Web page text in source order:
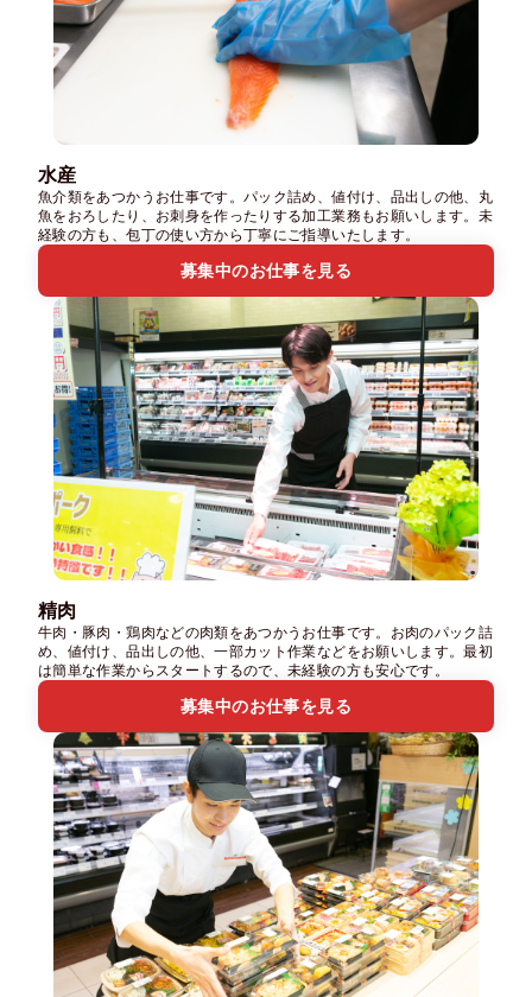
水産
魚介類をあつかうお仕事です。パック詰め、値付け、品出しの他、丸
魚をおろしたり、お刺身を作ったりする加工業務もお願いします。未
経験の方も、包丁の使い方から丁寧にご指導いたします。
募集中のお仕事を見る
精肉
牛肉・豚肉・鶏肉などの肉類をあつかうお仕事です。お肉のパック詰
め、値付け、品出しの他、一部カット作業などをお願いします。最初
は簡単な作業からスタートするので、未経験の方も安心です。
募集中のお仕事を見る